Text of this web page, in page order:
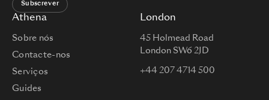
Athena
Sobre nós
Contacte-nos
Serviços
Guides
London
45 Holmead Road
London SW6 2JD
+44 207 4714 500
Subscrever